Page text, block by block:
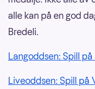
alle kan på en god
Bredeli.
Langoddsen: Spill
Liveoddsen: Spill på